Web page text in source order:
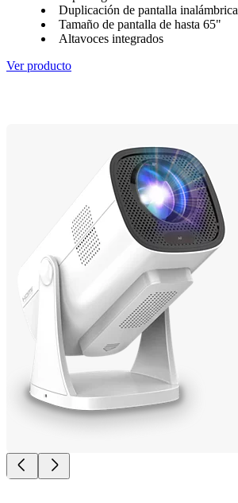
Duplicación de pantalla inalámbrica
Tamaño de pantalla de hasta 65"
Altavoces integrados
Ver producto